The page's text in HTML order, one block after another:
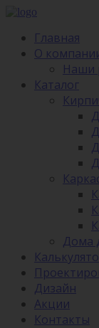
Главная
О
Наши
Каталог
Дома
Дизайн
Акции
Контакты